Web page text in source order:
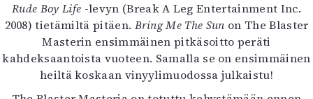
Rude Boy Life -levyn (Break A Leg Entertainment Inc.
2008) tietämiltä pitäen. Bring Me The Sun on The Blaster
Masterin ensimmäinen pitkäsoitto peräti
kahdeksaantoista vuoteen. Samalla se on ensimmäinen
heiltä koskaan vinyylimuodossa julkaistu!